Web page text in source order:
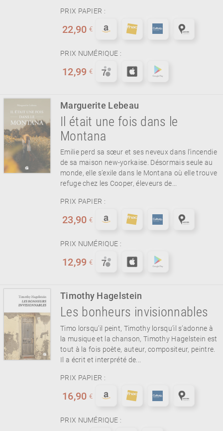
PRIX PAPIER :
22,90 €
PRIX NUMÉRIQUE :
12,99 €
Marguerite Lebeau
Il était une fois dans le
Montana
Emilie perd sa sœur et ses neveux dans l’incendie
de sa maison new-yorkaise. Désormais seule au
monde, elle s’exile dans le Montana où elle trouve
refuge chez les Cooper, éleveurs de...
PRIX PAPIER :
23,90 €
PRIX NUMÉRIQUE :
12,99 €
Timothy Hagelstein
Les bonheurs invisionnables
Timo lorsqu’il peint, Timothy lorsqu’il s’adonne à
la musique et la chanson, Timothy Hagelstein est
tout à la fois poète, auteur, compositeur, peintre.
Il a écrit et interprété de...
PRIX PAPIER :
16,90 €
PRIX NUMÉRIQUE :